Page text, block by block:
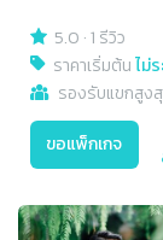
5.0 ·1 รีวิว
ราคาเริ่มต้นไม่
รองรับแขกสูง
ขอแพ็กเกจ